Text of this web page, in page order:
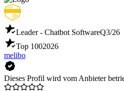
Leader - Chatbot SoftwareQ3/26
Top 1002026
melibo
Dieses Profil wird vom Anbieter